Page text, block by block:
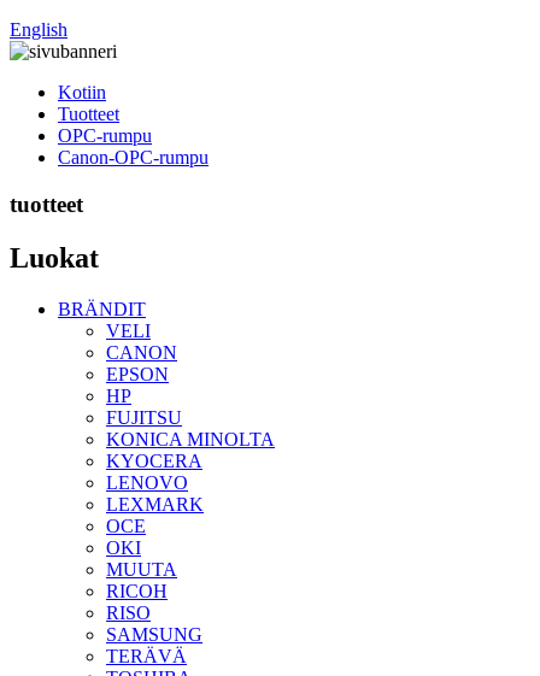
English
Kotiin
Tuotteet
OPC-rumpu
Canon-OPC-rumpu
tuotteet
Luokat
BRÄNDIT
VELI
CANON
EPSON
HP
FUJITSU
KONICA MINOLTA
KYOCERA
LENOVO
LEXMARK
OCE
OKI
MUUTA
RICOH
RISO
SAMSUNG
TERÄVÄ